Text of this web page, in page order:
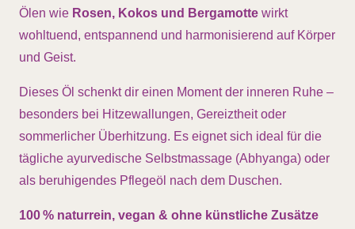
Ölen wie Rosen, Kokos und Bergamotte wirkt
wohltuend, entspannend und harmonisierend auf Körper
und Geist.
Dieses Öl schenkt dir einen Moment der inneren Ruhe –
besonders bei Hitzewallungen, Gereiztheit oder
sommerlicher Überhitzung. Es eignet sich ideal für die
tägliche ayurvedische Selbstmassage (Abhyanga) oder
als beruhigendes Pflegeöl nach dem Duschen.
100 % naturrein, vegan & ohne künstliche Zusätze